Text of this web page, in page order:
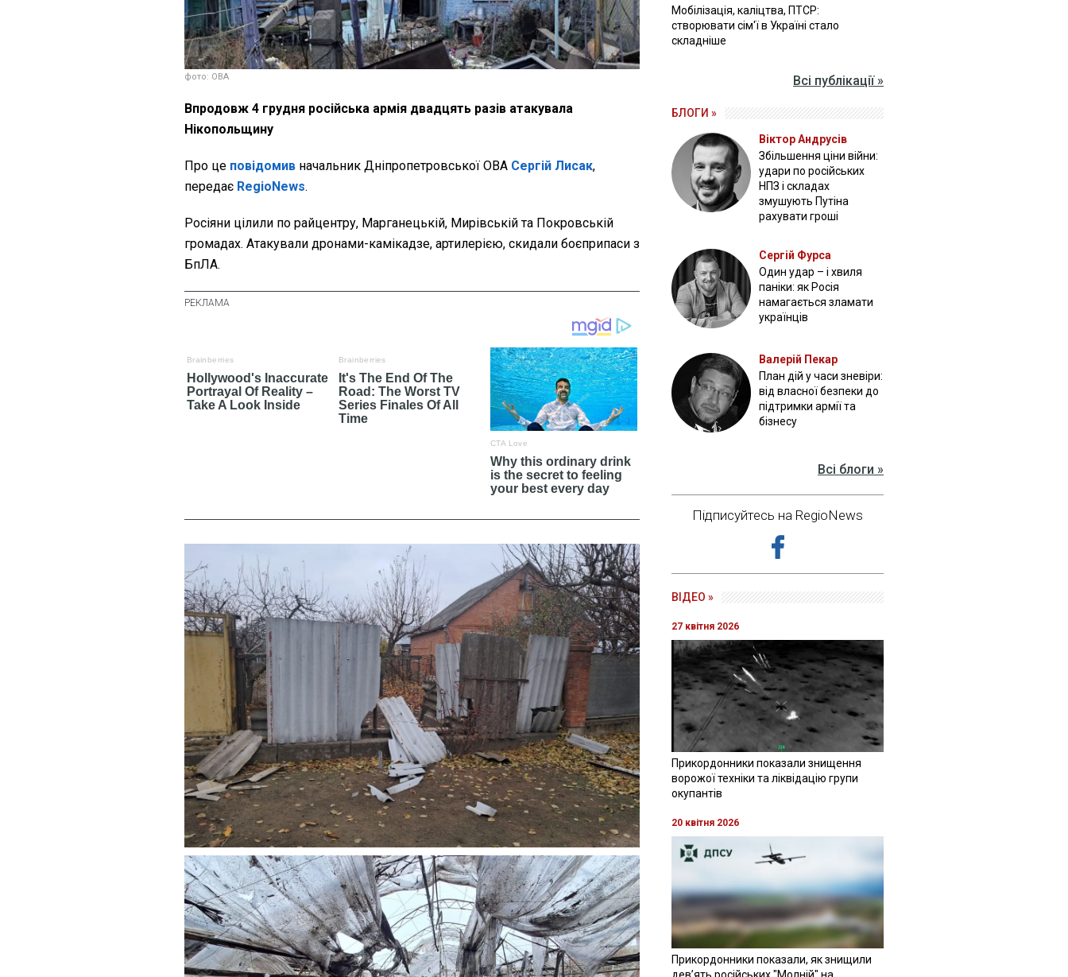
фото: ОВА
Впродовж 4 грудня російська армія двадцять разів атакувала
Нікопольщину
Про це повідомив начальник Дніпропетровської ОВА Сергій Лисак,
передає RegioNews.
Росіяни цілили по райцентру, Марганецькій, Мирівській та Покровській
громадах. Атакували дронами-камікадзе, артилерією, скидали боєприпаси з
БпЛА.
Мобілізація, каліцтва, ПТСР:
створювати сім'ї в Україні стало
складніше
Всі публікації »
БЛОГИ »
Віктор Андрусів
Збільшення ціни війни:
удари по російських
НПЗ і складах
змушують Путіна
рахувати гроші
Сергій Фурса
Один удар – і хвиля
паніки: як Росія
намагається зламати
українців
Валерій Пекар
План дій у часи зневіри:
від власної безпеки до
підтримки армії та
бізнесу
Всі блоги »
Підписуйтесь на RegioNews
ВІДЕО »
27 квітня 2026
Прикордонники показали знищення
ворожої техніки та ліквідацію групи
окупантів
20 квітня 2026
Прикордонники показали, як знищили